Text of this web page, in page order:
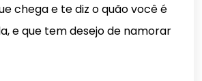
chega e te diz o quão você é
e que tem desejo de namorar